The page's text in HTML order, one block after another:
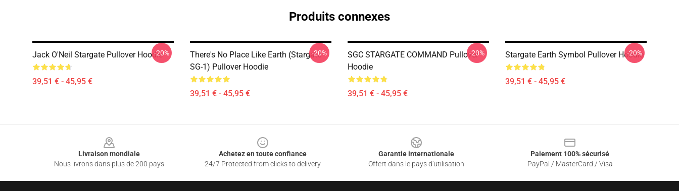
Produits connexes
Jack O'Neil Stargate Pullover Hoodie
39,51 € - 45,95 €
-20%
There's No Place Like Earth (stargate
SG-1) Pullover Hoodie
39,51 € - 45,95 €
-20%
SGC STARGATE COMMAND Pullover
Hoodie
39,51 € - 45,95 €
-20% Stargate Earth Symbol Pullover Hoodie
39,51 € - 45,95 €
-20%
Livraison mondiale
Nous livrons dans plus de 200 pays
Achetez en toute confiance
24/7 Protected from clicks to delivery
Garantie internationale
Offert dans le pays d'utilisation
Paiement 100% sécurisé
PayPal / MasterCard / Visa